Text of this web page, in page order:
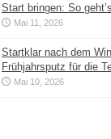
Start bringen: So geht’s
Mai 11, 2026
Startklar nach dem
Frühjahrsputz für die
Mai 10, 2026